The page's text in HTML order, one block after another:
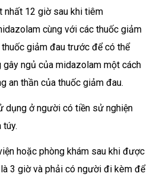
nhất 12 giờ sau khi tiêm
cùng với các thuốc giảm
giảm đau trước để có thể
ngủ của midazolam một cách
an thần của thuốc giảm đau.
dụng ở người có tiền sử nghiện
hoặc phòng khám sau khi được
3 giờ và phải có người đi kèm để